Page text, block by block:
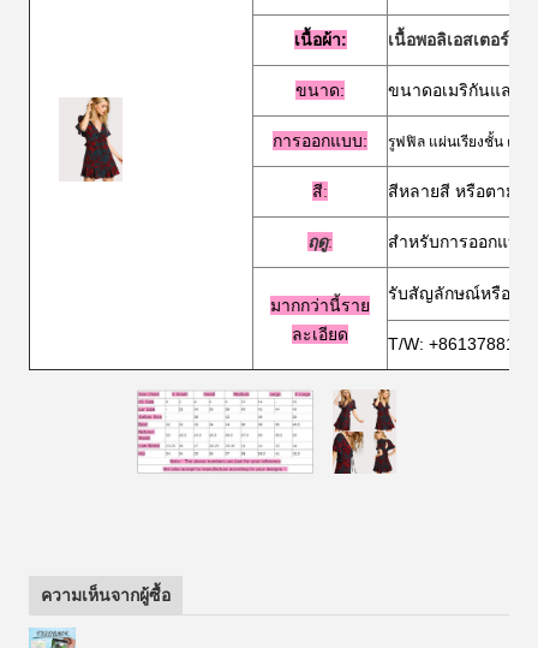
เนื้อผ้า: เนื้อพอลิเอสเตอร์
ขนาด: ขนาดอเมริกันและต
การออกแบบ: รูฟฟิล แผ่นเรียงชั้น ตัด
สี: สีหลายสี หรือตามต้อ
ฤดู: สําหรับการออกแบบ
มากกว่านี้ราย
ละเอียด
รับสัญลักษณ์หรือสัญ
T/W:
ความเห็นจากผู้ซื้อ